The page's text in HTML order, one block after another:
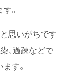
。
思いがちです
、過疎などで
す。